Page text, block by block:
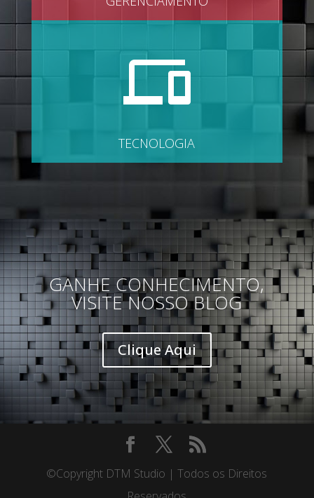
TECNOLOGIA
GANHE CONHECIMENTO,
VISITE NOSSO BLOG
Clique Aqui
©Copyright DTM Studio | Todos os Direitos